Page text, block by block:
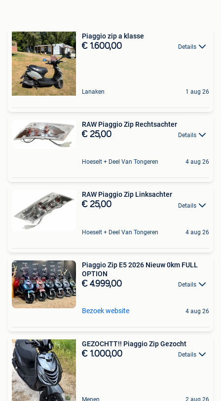
Piaggio zip a klasse
€ 1.600,00 Details
Lanaken 1 aug 26
RAW Piaggio Zip Rechtsachter
€ 25,00 Details
Hoeselt + Deel Van Tongeren 4 aug 26
RAW Piaggio Zip Linksachter
€ 25,00 Details
Hoeselt + Deel Van Tongeren 4 aug 26
Piaggio Zip E5 2026 Nieuw 0km FULL
OPTION
€ 4.999,00 Details
Bezoek website 4 aug 26
GEZOCHTT!! Piaggio Zip Gezocht
€ 1.000,00 Details
Menen 2 aug 26